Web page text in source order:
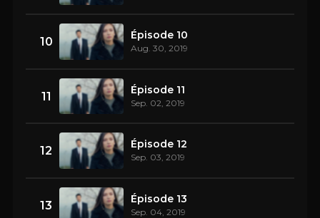
10 Épisode 10
Aug. 30, 2019
11 Épisode 11
Sep. 02, 2019
12 Épisode 12
Sep. 03, 2019
13 Épisode 13
Sep. 04, 2019